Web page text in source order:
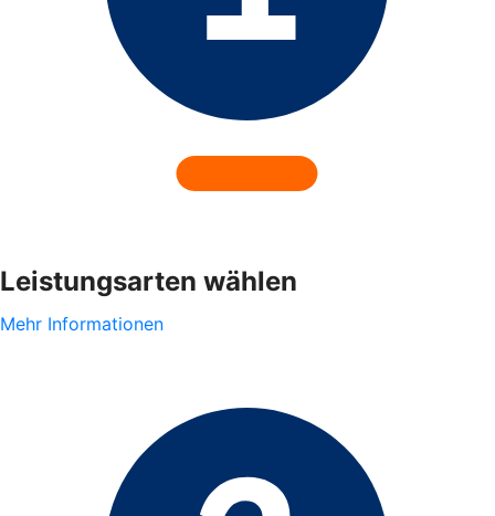
Leistungsarten wählen
Mehr Informationen